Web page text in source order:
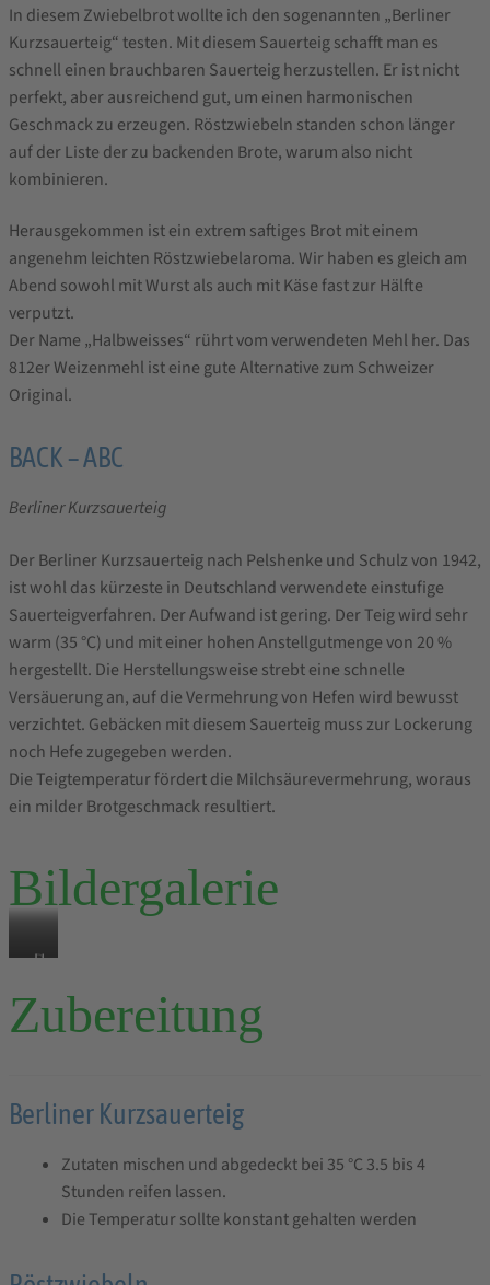
In diesem Zwiebelbrot wollte ich den sogenannten „Berliner
Kurzsauerteig“ testen. Mit diesem Sauerteig schafft man es
schnell einen brauchbaren Sauerteig herzustellen. Er ist nicht
perfekt, aber ausreichend gut, um einen harmonischen
Geschmack zu erzeugen. Röstzwiebeln standen schon länger
auf der Liste der zu backenden Brote, warum also nicht
kombinieren.
Herausgekommen ist ein extrem saftiges Brot mit einem
angenehm leichten Röstzwiebelaroma. Wir haben es gleich am
Abend sowohl mit Wurst als auch mit Käse fast zur Hälfte
verputzt.
Der Name „Halbweisses“ rührt vom verwendeten Mehl her. Das
812er Weizenmehl ist eine gute Alternative zum Schweizer
Original.
BACK – ABC
Berliner Kurzsauerteig
Der Berliner Kurzsauerteig nach Pelshenke und Schulz von 1942,
ist wohl das kürzeste in Deutschland verwendete einstufige
Sauerteigverfahren. Der Aufwand ist gering. Der Teig wird sehr
warm (35 °C) und mit einer hohen Anstellgutmenge von 20 %
hergestellt. Die Herstellungsweise strebt eine schnelle
Versäuerung an, auf die Vermehrung von Hefen wird bewusst
verzichtet. Gebäcken mit diesem Sauerteig muss zur Lockerung
noch Hefe zugegeben werden.
Die Teigtemperatur fördert die Milchsäurevermehrung, woraus
ein milder Brotgeschmack resultiert.
Bildergalerie
L
c
a
D
d
U
s
r
Zubereitung
Berliner Kurzsauerteig
Zutaten mischen und abgedeckt bei 35 °C 3.5 bis 4
Stunden reifen lassen.
Die Temperatur sollte konstant gehalten werden